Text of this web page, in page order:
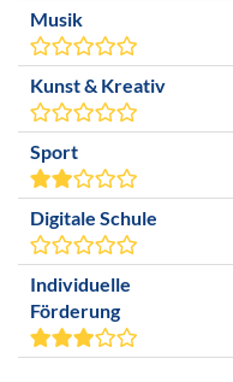
Musik
Kunst & Kreativ
Sport
Digitale Schule
Individuelle
Förderung